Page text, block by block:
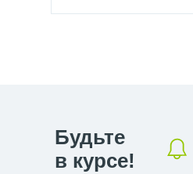
Будьте
в курсе!